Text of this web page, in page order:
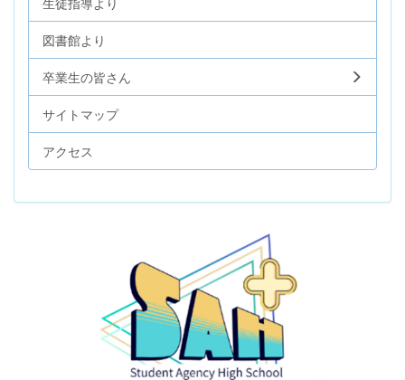
図書館より
卒業生の皆さん
サイトマップ
アクセス